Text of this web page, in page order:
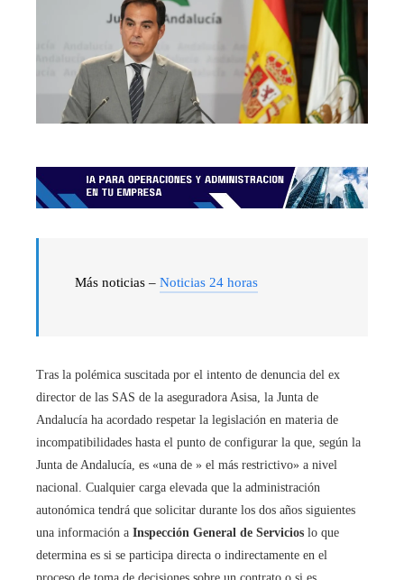
Más noticias – Noticias 24 horas
Tras la polémica suscitada por el intento de denuncia del ex
director de las SAS de la aseguradora Asisa, la Junta de
Andalucía ha acordado respetar la legislación en materia de
incompatibilidades hasta el punto de configurar la que, según la
Junta de Andalucía, es «una de » el más restrictivo» a nivel
nacional. Cualquier carga elevada que la administración
autonómica tendrá que solicitar durante los dos años siguientes
una información a Inspección General de Servicios lo que
determina es si se participa directa o indirectamente en el